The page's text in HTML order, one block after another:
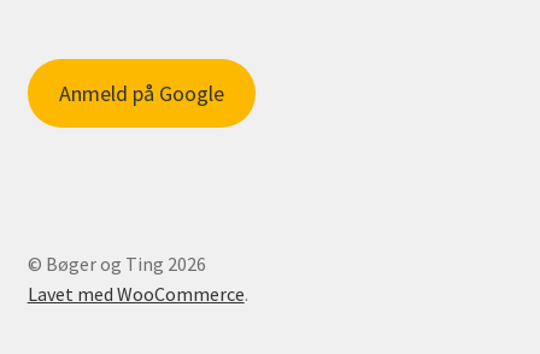
Anmeld på Google
© Bøger og Ting 2026
Lavet med WooCommerce.